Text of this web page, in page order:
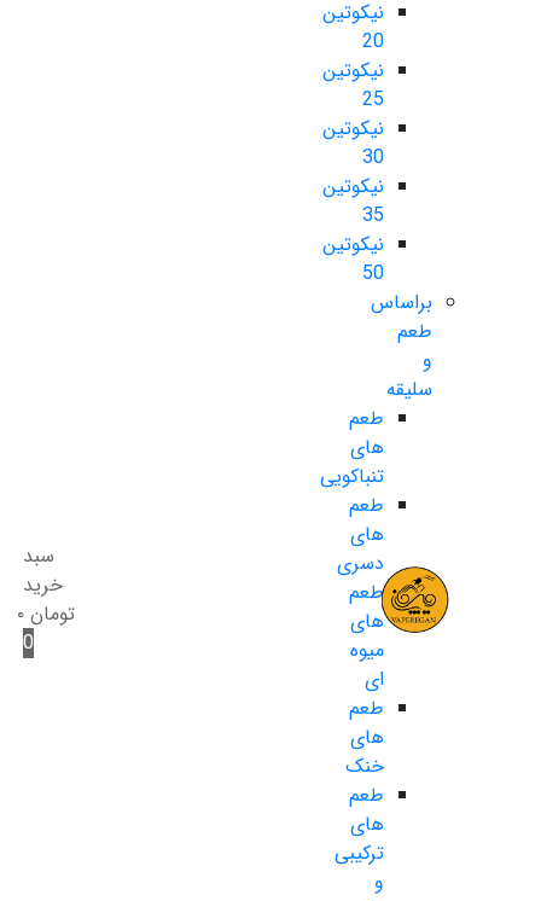
نیکوتین
20
نیکوتین
25
نیکوتین
30
نیکوتین
35
نیکوتین
50
براساس
طعم
و
سلیقه
طعم
های
تنباکویی
طعم
های
دسری
طعم
های
میوه
ای
طعم
های
خنک
طعم
های
ترکیبی
و
سبد
خرید
تومان ۰
0